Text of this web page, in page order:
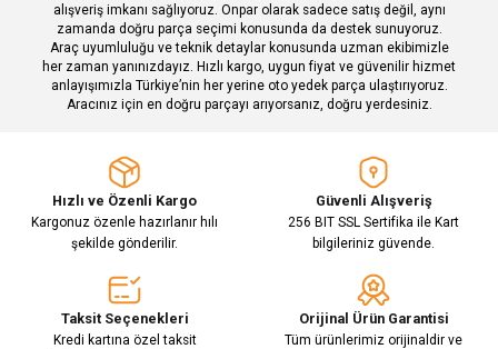
Gönder
alışveriş imkanı sağlıyoruz. Onpar olarak sadece satış değil, aynı
zamanda doğru parça seçimi konusunda da destek sunuyoruz.
Araç uyumluluğu ve teknik detaylar konusunda uzman ekibimizle
her zaman yanınızdayız. Hızlı kargo, uygun fiyat ve güvenilir hizmet
anlayışımızla Türkiye’nin her yerine oto yedek parça ulaştırıyoruz.
Aracınız için en doğru parçayı arıyorsanız, doğru yerdesiniz.
Hızlı ve Özenli Kargo
Kargonuz özenle hazırlanır hılı
şekilde gönderilir.
Güvenli Alışveriş
256 BIT SSL Sertifika ile Kart
bilgileriniz güvende.
Taksit Seçenekleri
Kredi kartına özel taksit
Orijinal Ürün Garantisi
Tüm ürünlerimiz orijinaldir ve